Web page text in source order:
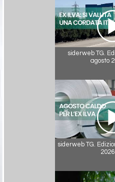
siderweb TG.
agosto
siderweb TG.
2026